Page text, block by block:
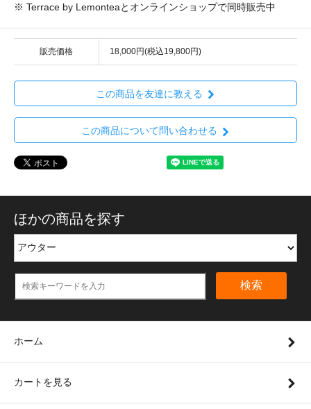
※ Terrace by Lemonteaとオンラインショップで同時販売中
販売価格 18,000円(税込19,800円)
この商品を友達に教える
この商品について問い合わせる
ほかの商品を探す
検索
ホーム
カートを見る